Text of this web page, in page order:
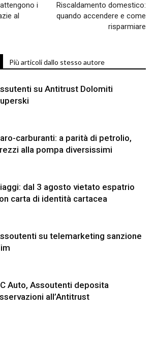
i
al
Riscaldamento domestico:
quando accendere e come
risparmiare
Più articoli dallo stesso autore
su Antitrust Dolomiti
carburanti: a parità di petrolio,
alla pompa diversissimi
dal 3 agosto vietato espatrio
carta di identità cartacea
su telemarketing sanzione
Auto, Assoutenti deposita
all’Antitrust